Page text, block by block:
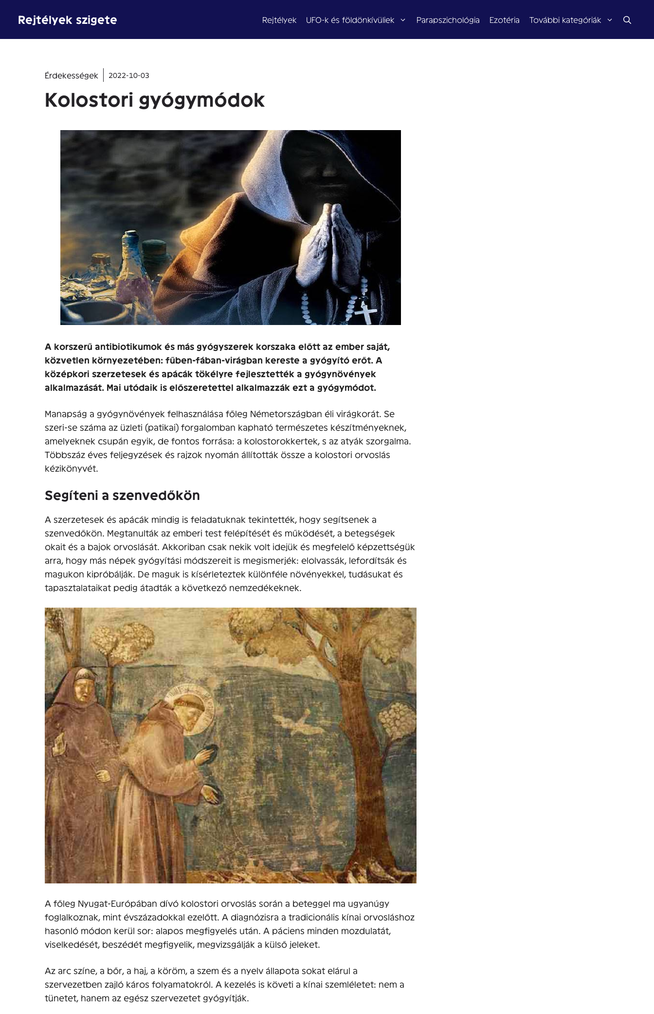
Rejtélyek szigete Rejtélyek UFO-k és földönkívüliek Parapszichológia Ezotéria További kategóriák
Érdekességek 2022-10-03
Kolostori gyógymódok
A korszerű antibiotikumok és más gyógyszerek korszaka előtt az ember saját,
közvetlen környezetében: fűben-fában-virágban kereste a gyógyító erőt. A
középkori szerzetesek és apácák tökélyre fejlesztették a gyógynövények
alkalmazását. Mai utódaik is előszeretettel alkalmazzák ezt a gyógymódot.
Manapság a gyógynövények felhasználása főleg Németországban éli virágkorát. Se
szeri-se száma az üzleti (patikai) forgalomban kapható természetes készítményeknek,
amelyeknek csupán egyik, de fontos forrása: a kolostorokkertek, s az atyák szorgalma.
Többszáz éves feljegyzések és rajzok nyomán állították össze a kolostori orvoslás
kézikönyvét.
Segíteni a szenvedőkön
A szerzetesek és apácák mindig is feladatuknak tekintették, hogy segítsenek a
szenvedőkön. Megtanulták az emberi test felépítését és működését, a betegségek
okait és a bajok orvoslását. Akkoriban csak nekik volt idejük és megfelelő képzettségük
arra, hogy más népek gyógyítási módszereit is megismerjék: elolvassák, lefordítsák és
magukon kipróbálják. De maguk is kísérleteztek különféle növényekkel, tudásukat és
tapasztalataikat pedig átadták a következő nemzedékeknek.
A főleg Nyugat-Európában dívó kolostori orvoslás során a beteggel ma ugyanúgy
foglalkoznak, mint évszázadokkal ezelőtt. A diagnózisra a tradicionális kínai orvosláshoz
hasonló módon kerül sor: alapos megfigyelés után. A páciens minden mozdulatát,
viselkedését, beszédét megfigyelik, megvizsgálják a külső jeleket.
Az arc színe, a bőr, a haj, a köröm, a szem és a nyelv állapota sokat elárul a
szervezetben zajló káros folyamatokról. A kezelés is követi a kínai szemléletet: nem a
tünetet, hanem az egész szervezetet gyógyítják.